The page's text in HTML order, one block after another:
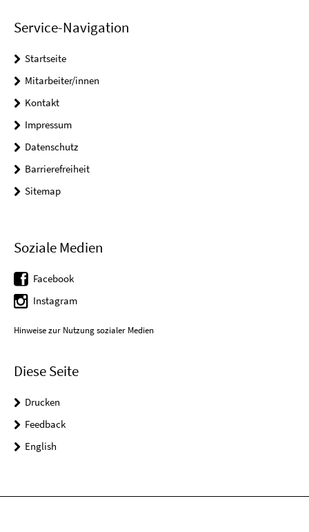
Service-Navigation
Startseite
Mitarbeiter/innen
Kontakt
Impressum
Datenschutz
Barrierefreiheit
Sitemap
Soziale Medien
Facebook
Instagram
Hinweise zur Nutzung sozialer Medien
Diese Seite
Drucken
Feedback
English